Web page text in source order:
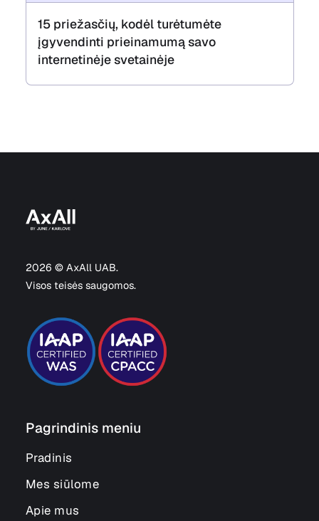
15 priežasčių, kodėl turėtumėte
įgyvendinti prieinamumą savo
internetinėje svetainėje
2026 © AxAll UAB.
Visos teisės saugomos.
Pagrindinis meniu
Pradinis
Mes siūlome
Apie mus